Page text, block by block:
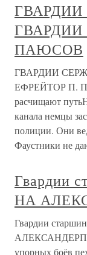
ПАЮСОВ
ГВАРДИИ
ЕФРЕЙТОР П.
расчищают
канала немцы
полиции. Они
Фаустники не
Гвардии
НА
Гвардии
упорных боёв